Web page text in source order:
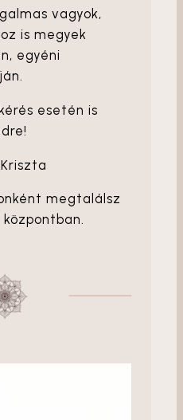
vagyok,
is megyek
egyéni
esetén is
megtalálsz